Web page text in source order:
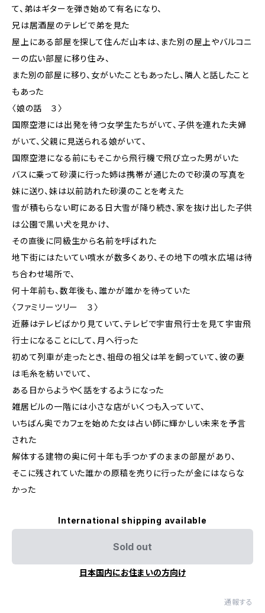
て、弟はギターを弾き始めて有名になり、
兄は居酒屋のテレビで弟を見た
屋上にある部屋を探して住んだ山本は、また別の屋上やバルコニ
ーの広い部屋に移り住み、
また別の部屋に移り、女がいたこともあったし、隣人と話したこと
もあった
〈娘の話 ３〉
国際空港には出発を待つ女学生たちがいて、子供を連れた夫婦
がいて、父親に見送られる娘がいて、
国際空港になる前にもそこから飛行機で飛び立った男がいた
バスに乗って砂漠に行った姉は携帯が通じたので砂漠の写真を
妹に送り、妹は以前訪れた砂漠のことを考えた
雪が積もらない町にある日大雪が降り続き、家を抜け出した子供
は公園で黒い犬を見かけ、
その直後に同級生から名前を呼ばれた
地下街にはたいてい噴水が数多くあり、その地下の噴水広場は待
ち合わせ場所で、
何十年前も、数年後も、誰かが誰かを待っていた
〈ファミリーツリー ３〉
近藤はテレビばかり見ていて、テレビで宇宙飛行士を見て宇宙飛
行士になることにして、月へ行った
初めて列車が走ったとき、祖母の祖父は羊を飼っていて、彼の妻
は毛糸を紡いでいて、
ある日からようやく話をするようになった
雑居ビルの一階には小さな店がいくつも入っていて、
いちばん奥でカフェを始めた女は占い師に輝かしい未来を予言
された
解体する建物の奥に何十年も手つかずのままの部屋があり、
そこに残されていた誰かの原稿を売りに行ったが金にはならな
かった
International shipping available
Sold out
日本国内にお住まいの方向け
通報する